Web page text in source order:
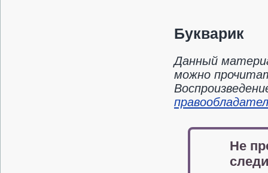
Букварик
Данный
можно
Не